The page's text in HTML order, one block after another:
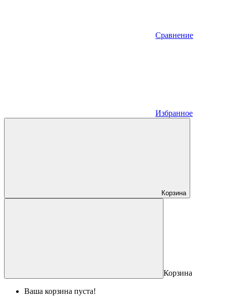
Сравнение
Избранное
Корзина
Корзина
Ваша корзина пуста!